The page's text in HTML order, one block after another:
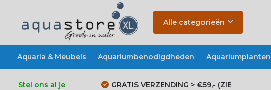
Alle categorieën
Aquaria & Meubels Aquariumbenodigdheden Aquariumplanten
Stel ons al je
GRATIS VERZENDING > €59,- (ZIE